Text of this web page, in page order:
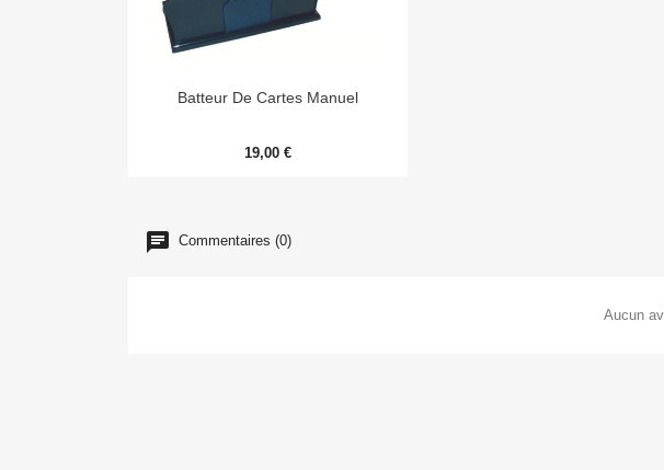
Aperçu rapide
Batteur De Cartes Manuel
19,00 €
Commentaires (0)
Aucun